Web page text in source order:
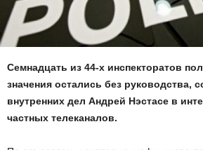
Семнадцать из 44-х инспекторатов
значения остались без руководства,
внутренних дел Андрей Нэстасе в
частных телеканалов.